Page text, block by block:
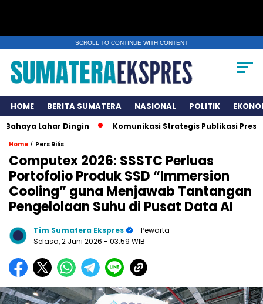
SCROLL TO CONTINUE WITH CONTENT
HOME BERITA SUMATERA NASIONAL POLITIK
Lahar Dingin Komunikasi Strategis Publikasi Press
Home / Pers Rilis
Computex 2026: SSSTC Perluas
Portofolio Produk SSD “Immersion
Cooling” guna Menjawab Tantangan
Pengelolaan Suhu di Pusat Data AI
Tim Sumatera Ekspres
- Pewarta
Selasa, 2 Juni 2026 - 03:59 WIB